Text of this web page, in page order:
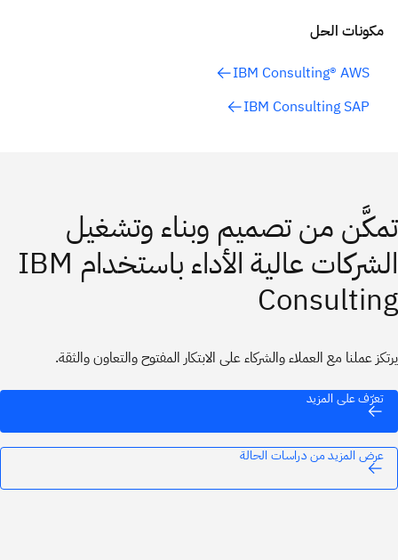
مكونات الحل
IBM Consulting® AWS
IBM Consulting SAP
تمكَّن من تصميم وبناء وتشغيل
الشركات عالية الأداء باستخدام IBM
Consulting
يرتكز عملنا مع العملاء والشركاء على الابتكار المفتوح والتعاون والثقة.
تعرّف على المزيد
عرض المزيد من دراسات الحالة